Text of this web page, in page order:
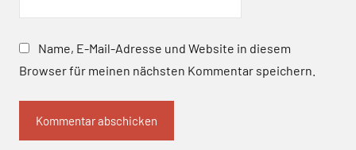
Name, E-Mail-Adresse und Website in diesem
Browser für meinen nächsten Kommentar speichern.